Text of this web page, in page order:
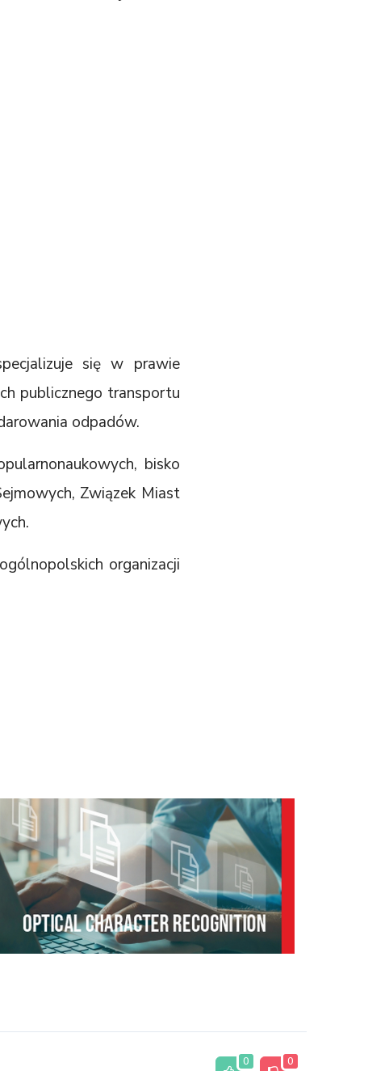
się w prawie
publicznego transportu
odpadów.
bisko
Związek Miast
organizacji
0 0